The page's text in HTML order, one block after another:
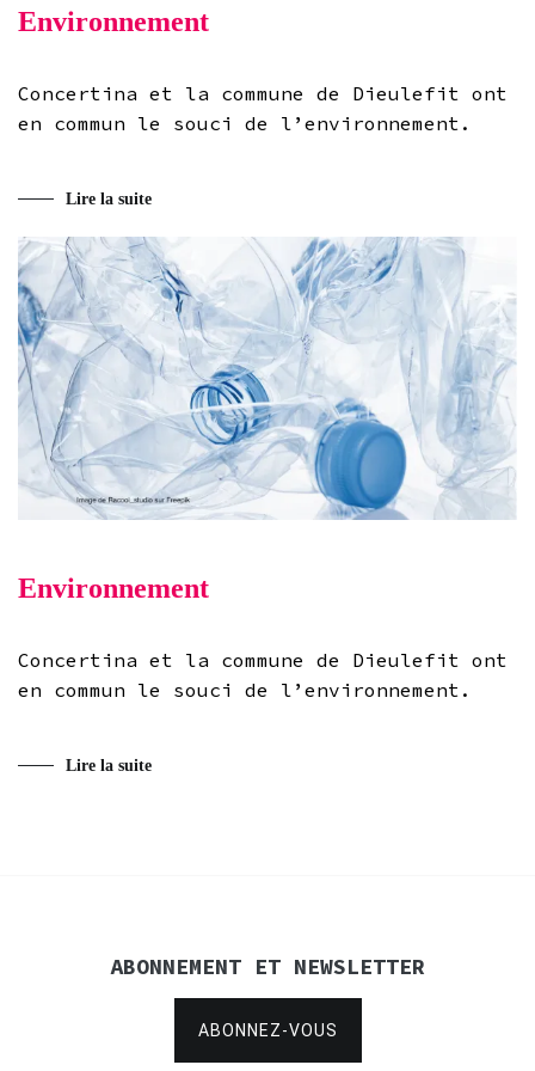
Environnement
Concertina et la commune de Dieulefit ont
en commun le souci de l’environnement.
Lire la suite
Environnement
Concertina et la commune de Dieulefit ont
en commun le souci de l’environnement.
Lire la suite
ABONNEMENT ET NEWSLETTER
ABONNEZ-VOUS